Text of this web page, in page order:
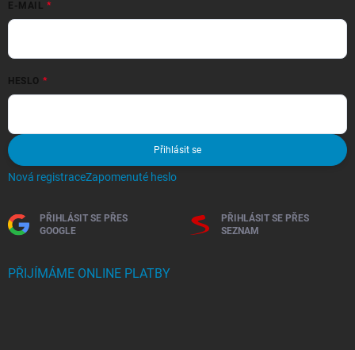
E-MAIL
HESLO
Přihlásit se
Nová registraceZapomenuté heslo
PŘIHLÁSIT SE PŘES
GOOGLE
PŘIHLÁSIT SE PŘES
SEZNAM
PŘIJÍMÁME ONLINE PLATBY